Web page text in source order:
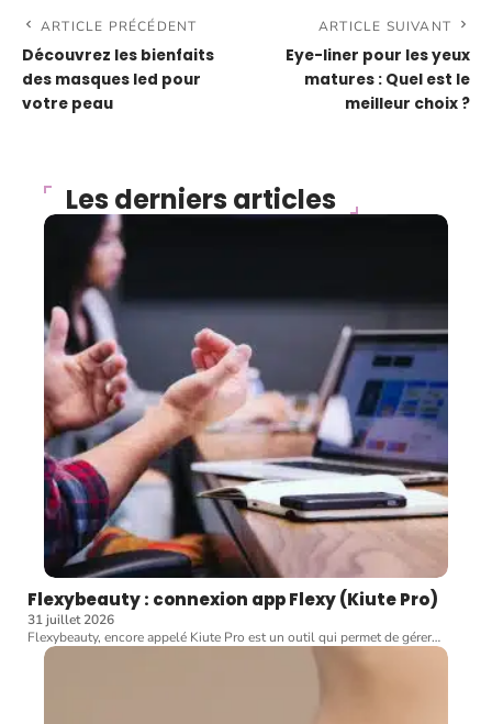
ARTICLE PRÉCÉDENT
Découvrez les bienfaits
des masques led pour
votre peau
ARTICLE SUIVANT
Eye-liner pour les yeux
matures : Quel est le
meilleur choix ?
Les derniers articles
Flexybeauty : connexion app Flexy (Kiute Pro)
31 juillet 2026
Flexybeauty, encore appelé Kiute Pro est un outil qui permet de gérer…